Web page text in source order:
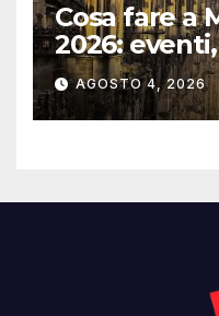
Cosa fare a
2026:
mostre
AGOSTO 4, 2026